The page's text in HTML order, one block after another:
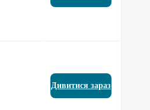
Дивитися зараз